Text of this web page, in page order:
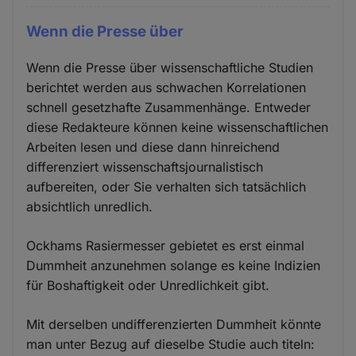
Wenn die Presse über
Wenn die Presse über wissenschaftliche Studien
berichtet werden aus schwachen Korrelationen
schnell gesetzhafte Zusammenhänge. Entweder
diese Redakteure können keine wissenschaftlichen
Arbeiten lesen und diese dann hinreichend
differenziert wissenschaftsjournalistisch
aufbereiten, oder Sie verhalten sich tatsächlich
absichtlich unredlich.
Ockhams Rasiermesser gebietet es erst einmal
Dummheit anzunehmen solange es keine Indizien
für Boshaftigkeit oder Unredlichkeit gibt.
Mit derselben undifferenzierten Dummheit könnte
man unter Bezug auf dieselbe Studie auch titeln:
Cookies